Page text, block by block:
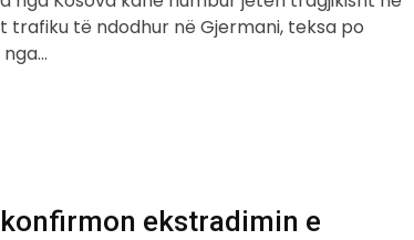
trafiku të ndodhur në Gjermani, teksa po
ekstradimin e